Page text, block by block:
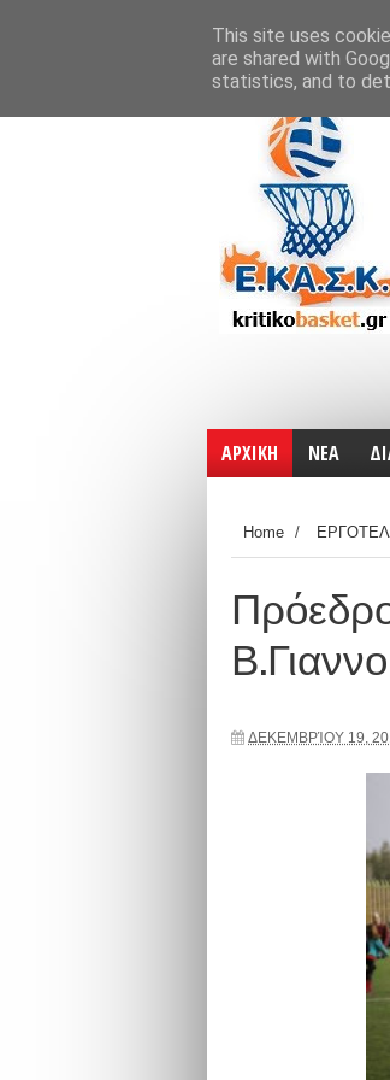
ΑΡΧΙΚΗ ΝΕΑ
Home /
ΔΕΚΕΜΒΡΊΟΥ 19,
This site uses
are shared with
statistics, and to